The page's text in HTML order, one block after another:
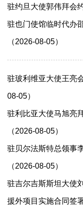
驻约旦大使郭伟拜会
驻也门使馆临时代办
（2026-08-05）
驻玻利维亚大使王亮
08-05）
驻利比亚大使马旭亮
（2026-08-05）
驻贝尔法斯特总领事
（2026-08-05）
驻吉尔吉斯斯坦大使
援外项目实施合同签